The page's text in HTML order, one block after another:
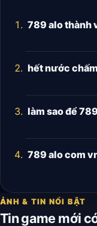
789 alo thành
hết nước
làm sao để
789 alo com
ẢNH & TIN NỔI BẬT
Tin game mới